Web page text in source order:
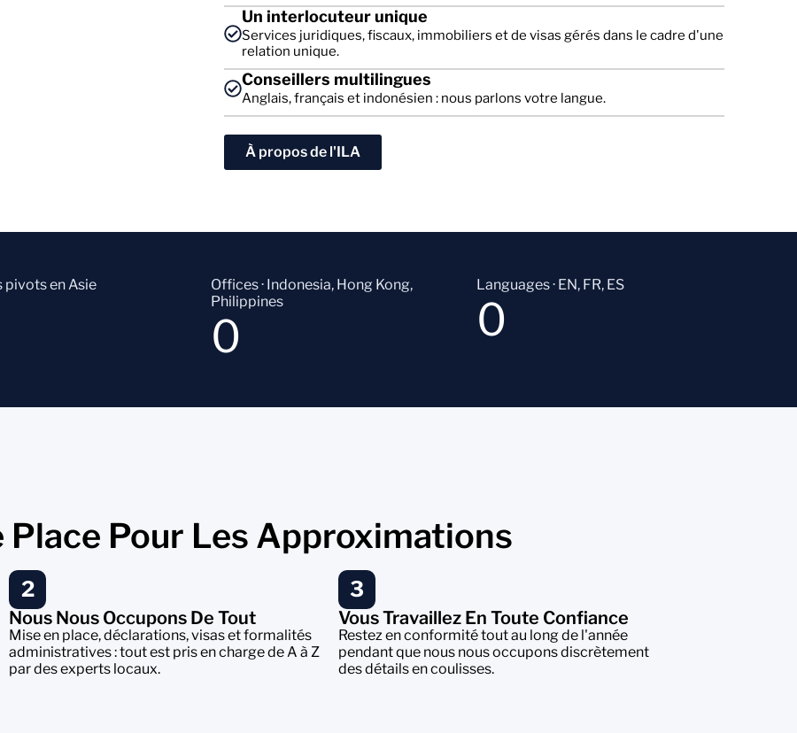
Un interlocuteur unique
Services juridiques, fiscaux, immobiliers et de visas gérés dans le cadre d'une
relation unique.
Conseillers multilingues
Anglais, français et indonésien : nous parlons votre langue.
À propos de l'ILA
pivots en Asie
Offices · Indonesia, Hong Kong,
Philippines
0
Languages · EN, FR, ES
0
Place Pour Les Approximations
2
Nous Nous Occupons De Tout
Mise en place, déclarations, visas et formalités
administratives : tout est pris en charge de A à Z
par des experts locaux.
3
Vous Travaillez En Toute Confiance
Restez en conformité tout au long de l'année
pendant que nous nous occupons discrètement
des détails en coulisses.